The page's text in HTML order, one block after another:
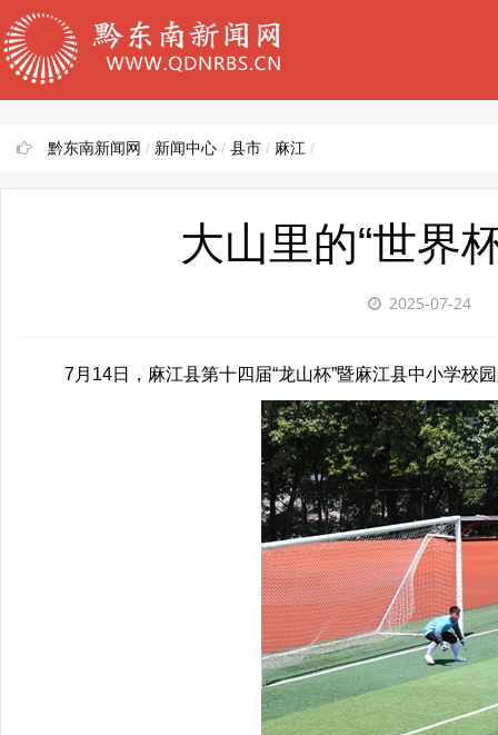
黔东南新闻网 / 新闻中心 / 县市 / 麻江 /
大山里的“世界
2025-07-24
7月14日，麻江县第十四届“龙山杯”暨麻江县中小学校